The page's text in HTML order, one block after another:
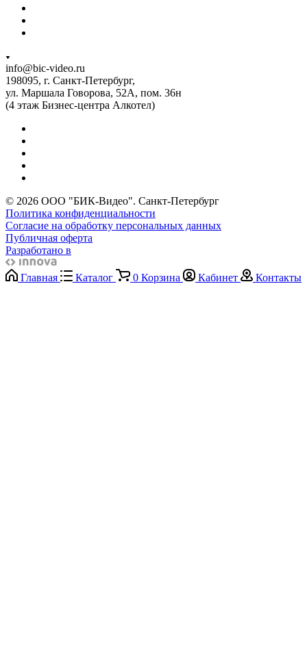
info@bic-video.ru
198095, г. Санкт-Петербург,
ул. Маршала Говорова, 52А, пом. 36н
(4 этаж Бизнес-центра Алкотел)
© 2026 ООО "БИК-Видео". Санкт-Петербург
Политика конфиденциальности
Согласие на обработку персональных данных
Публичная оферта
Разработано в
Главная Каталог 0 Корзина Кабинет Контакты